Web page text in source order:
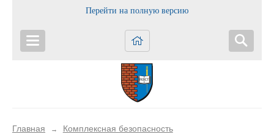
Перейти на полную версию
Главная → Комплексная безопасность